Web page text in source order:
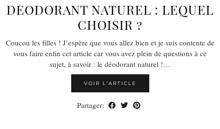
DEODORANT NATUREL : LEQUEL
CHOISIR ?
Coucou les filles ! J’espère que vous allez bien et je suis contente de
vous faire enfin cet article car vous avez plein de questions à ce
sujet, à savoir : le déodorant naturel !…
VOIR L’ARTICLE
Partager: